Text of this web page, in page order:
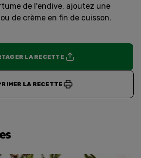
de l'endive, ajoutez une
de crème en fin de cuisson.
LA RECETTE
LA RECETTE